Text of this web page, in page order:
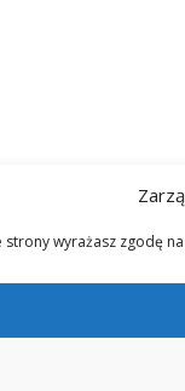
strony wyrażasz zgodę